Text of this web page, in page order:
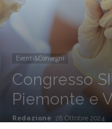
Eventi&Convegni
Congresso
Piemonte e
Redazione 28 Ottobre 2024